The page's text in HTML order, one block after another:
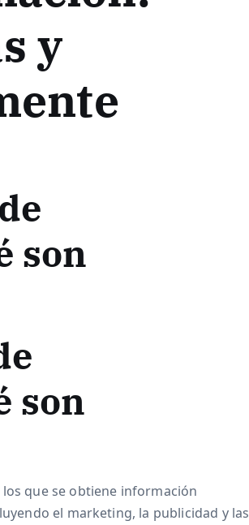
y
son
son
que se obtiene información
el marketing, la publicidad y las